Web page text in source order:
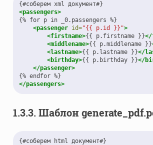
{#соберем xml
<passengers>
{% for p in _0.passengers
<passenger id="{{ p.id }}">
<firstname>{{ p.firstname }}</
<middlename>{{ p.middlename }}
<lastname>{{ p.lastname }}</
<birthday>{{ p.birthday }}</
</passenger>
{% endfor
</passengers>
1.3.3. Шаблон